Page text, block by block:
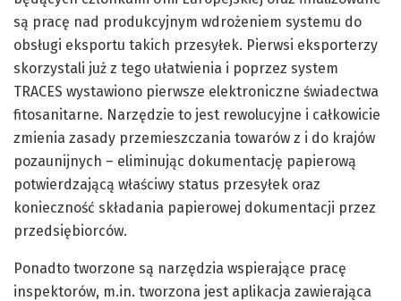
są pracę nad produkcyjnym wdrożeniem systemu do
obsługi eksportu takich przesyłek. Pierwsi eksporterzy
skorzystali już z tego ułatwienia i poprzez system
TRACES wystawiono pierwsze elektroniczne świadectwa
fitosanitarne. Narzędzie to jest rewolucyjne i całkowicie
zmienia zasady przemieszczania towarów z i do krajów
pozaunijnych – eliminując dokumentację papierową
potwierdzającą właściwy status przesyłek oraz
konieczność składania papierowej dokumentacji przez
przedsiębiorców.
Ponadto tworzone są narzędzia wspierające pracę
inspektorów, m.in. tworzona jest aplikacja zawierająca